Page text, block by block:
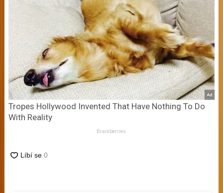
Tropes Hollywood Invented That Have Nothing To Do
With Reality
Brainberries